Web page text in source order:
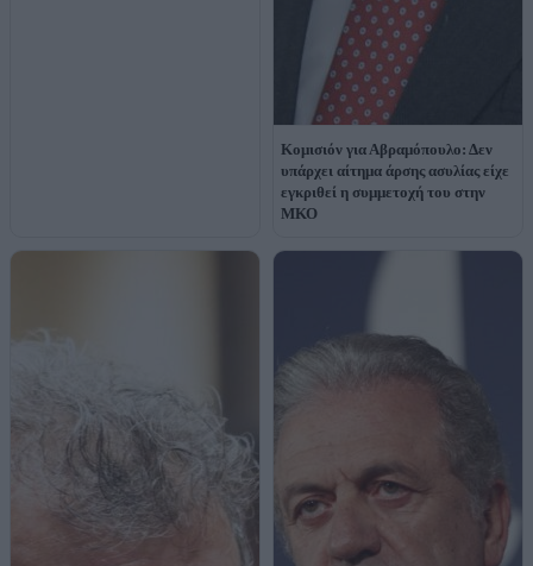
Κομισιόν για Αβραμόπουλο: Δεν
υπάρχει αίτημα άρσης ασυλίας είχε
εγκριθεί η συμμετοχή του στην
ΜΚΟ